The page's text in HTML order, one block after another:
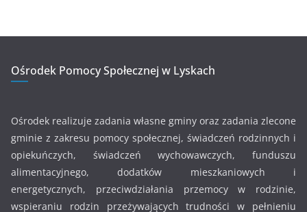
Ośrodek Pomocy Społecznej w Lyskach
Ośrodek realizuje zadania własne gminy oraz zadania zlecone
gminie z zakresu pomocy społecznej, świadczeń rodzinnych i
opiekuńczych, świadczeń wychowawczych, funduszu
alimentacyjnego, dodatków mieszkaniowych i
energetycznych, przeciwdziałania przemocy w rodzinie,
wspieraniu rodzin przeżywających trudności w pełnieniu